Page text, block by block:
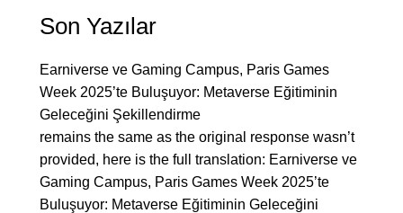
Son Yazılar
Earniverse ve Gaming Campus, Paris Games
Week 2025’te Buluşuyor: Metaverse Eğitiminin
Geleceğini Şekillendirme
remains the same as the original response wasn’t
provided, here is the full translation: Earniverse ve
Gaming Campus, Paris Games Week 2025’te
Buluşuyor: Metaverse Eğitiminin Geleceğini